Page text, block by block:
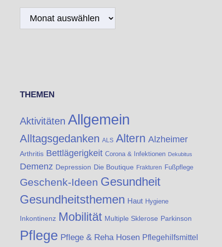
Archiv
THEMEN
Aktivitäten Allgemein
Alltagsgedanken ALS Altern Alzheimer
Arthritis Bettlägerigkeit Corona & Infektionen Dekubitus
Demenz Depression Die Boutique Frakturen Fußpflege
Geschenk-Ideen Gesundheit
Gesundheitsthemen Haut Hygiene
Inkontinenz Mobilität Multiple Sklerose Parkinson
Pflege Pflege & Reha Hosen Pflegehilfsmittel